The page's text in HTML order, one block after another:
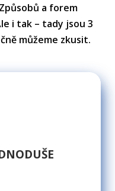
a forem
i tak – tady jsou 3
můžeme zkusit.